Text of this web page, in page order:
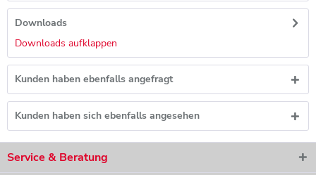
Downloads
Downloads aufklappen
Kunden haben ebenfalls angefragt
Kunden haben sich ebenfalls angesehen
Service & Beratung